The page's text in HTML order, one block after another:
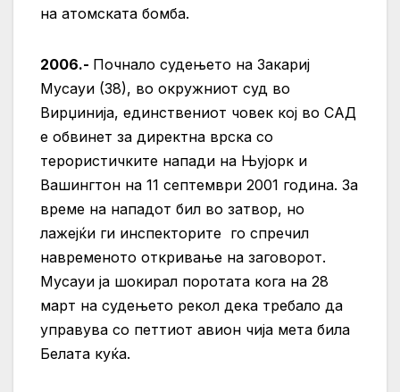
на атомската бомба.
2006.- Почнало судењето на Закариј
Мусауи (38), во окружниот суд во
Вирџинија, единствениот човек кој во САД
е обвинет за директна врска со
терористичките напади на Њујорк и
Вашингтон на 11 септември 2001 година. За
време на нападот бил во затвор, но
лажејќи ги инспекторите го спречил
навременото откривање на заговорот.
Мусауи ја шокирал поротата кога на 28
март на судењето рекол дека требало да
управува со петтиот авион чија мета била
Белата куќа.